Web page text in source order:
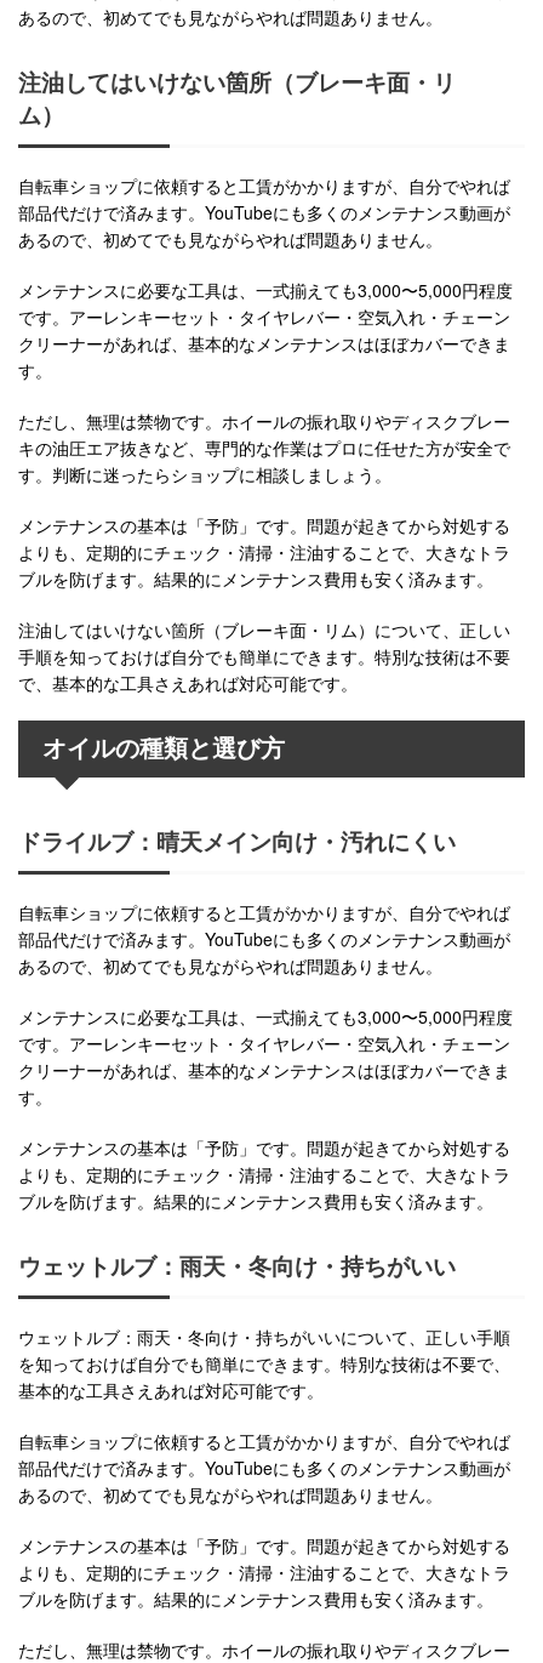
あるので、初めてでも見ながらやれば問題ありません。
注油してはいけない箇所（ブレーキ面・リ
ム）
自転車ショップに依頼すると工賃がかかりますが、自分でやれば
部品代だけで済みます。YouTubeにも多くのメンテナンス動画が
あるので、初めてでも見ながらやれば問題ありません。
メンテナンスに必要な工具は、一式揃えても3,000〜5,000円程度
です。アーレンキーセット・タイヤレバー・空気入れ・チェーン
クリーナーがあれば、基本的なメンテナンスはほぼカバーできま
す。
ただし、無理は禁物です。ホイールの振れ取りやディスクブレー
キの油圧エア抜きなど、専門的な作業はプロに任せた方が安全で
す。判断に迷ったらショップに相談しましょう。
メンテナンスの基本は「予防」です。問題が起きてから対処する
よりも、定期的にチェック・清掃・注油することで、大きなトラ
ブルを防げます。結果的にメンテナンス費用も安く済みます。
注油してはいけない箇所（ブレーキ面・リム）について、正しい
手順を知っておけば自分でも簡単にできます。特別な技術は不要
で、基本的な工具さえあれば対応可能です。
オイルの種類と選び方
ドライルブ：晴天メイン向け・汚れにくい
自転車ショップに依頼すると工賃がかかりますが、自分でやれば
部品代だけで済みます。YouTubeにも多くのメンテナンス動画が
あるので、初めてでも見ながらやれば問題ありません。
メンテナンスに必要な工具は、一式揃えても3,000〜5,000円程度
です。アーレンキーセット・タイヤレバー・空気入れ・チェーン
クリーナーがあれば、基本的なメンテナンスはほぼカバーできま
す。
メンテナンスの基本は「予防」です。問題が起きてから対処する
よりも、定期的にチェック・清掃・注油することで、大きなトラ
ブルを防げます。結果的にメンテナンス費用も安く済みます。
ウェットルブ：雨天・冬向け・持ちがいい
ウェットルブ：雨天・冬向け・持ちがいいについて、正しい手順
を知っておけば自分でも簡単にできます。特別な技術は不要で、
基本的な工具さえあれば対応可能です。
自転車ショップに依頼すると工賃がかかりますが、自分でやれば
部品代だけで済みます。YouTubeにも多くのメンテナンス動画が
あるので、初めてでも見ながらやれば問題ありません。
メンテナンスの基本は「予防」です。問題が起きてから対処する
よりも、定期的にチェック・清掃・注油することで、大きなトラ
ブルを防げます。結果的にメンテナンス費用も安く済みます。
ただし、無理は禁物です。ホイールの振れ取りやディスクブレー